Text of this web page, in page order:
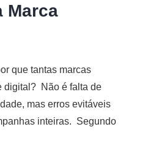
Marca
que tantas marcas
digital? Não é falta de
mas erros evitáveis
inteiras. Segundo